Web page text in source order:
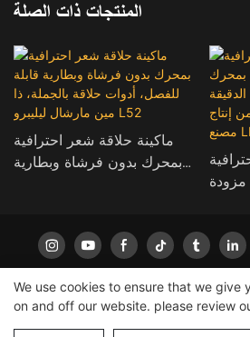
المنتجات ذات الصلة
ماكينة حلاقة شعر احترافية
بمحرك بدون فرشاة وبطارية
ليليبرو L52
مزودة
مصنع
|خريطة الموقع |سياسة
We use cookies to ensure that we give
on and off our website. please review